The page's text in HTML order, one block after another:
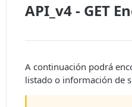
API_v4 - GET
A continuación podrá
listado o información de